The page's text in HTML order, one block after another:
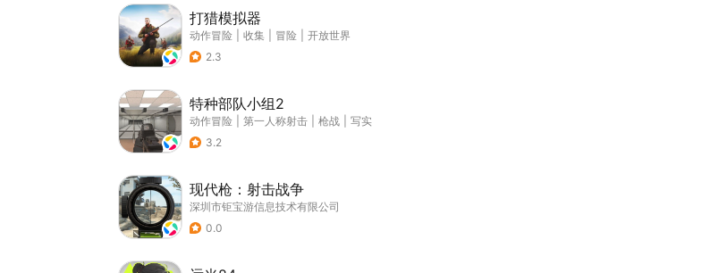
打猎模拟器
动作冒险 收集 冒险
开放世界
2.3
特种部队小组2
动作冒险 第一人称射击 枪战
写实
3.2
现代枪：射击战争
深圳市钜宝游信息技术有限公司
0.0